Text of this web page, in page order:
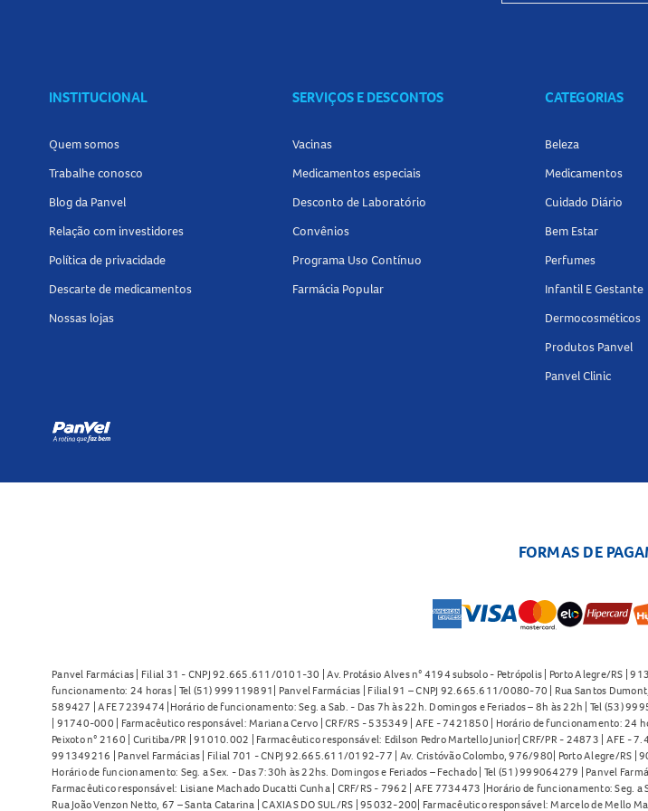
contém um shampoo de 300ml e um condicionador de
INSTITUCIONAL
Quem somos
Trabalhe conosco
Blog da Panvel
Relação com investidores
Política de privacidade
Descarte de medicamentos
Nossas lojas
SERVIÇOS E DESCONTOS
Vacinas
Medicamentos especiais
Desconto de Laboratório
Convênios
Programa Uso Contínuo
Farmácia Popular
CATEGORIAS
Beleza
Medicamentos
Cuidado Diário
Bem Estar
Perfumes
Infantil E Gestante
Dermocosméticos
Produtos Panvel
Panvel Clinic
FORMAS DE
Panvel Farmácias | Filial 31 - CNPJ 92.665.611/0101-30 | Av. Protásio Alves n° 4194 subsolo - Petrópolis | Porto Alegre/RS |
funcionamento: 24 horas | Tel (51) 999119891| Panvel Farmácias | Filial 91 – CNPJ 92.665.611/0080-70 | Rua Santos
589427 | AFE 7239474 |Horário de funcionamento: Seg. a Sab. - Das 7h às 22h. Domingos e Feriados – 8h às 22h | Tel (53)
| 91740-000 | Farmacêutico responsável: Mariana Cervo | CRF/RS - 535349 | AFE - 7421850 | Horário de funcionamento:
Peixoto n° 2160 | Curitiba/PR | 91010.002 | Farmacêutico responsável: Edilson Pedro Martello Junior| CRF/PR - 24873 | AFE -
991349216 | Panvel Farmácias | Filial 701 - CNPJ 92.665.611/0192-77 | Av. Cristóvão Colombo, 976/980| Porto Alegre/RS |
Horário de funcionamento: Seg. a Sex. - Das 7:30h às 22hs. Domingos e Feriados – Fechado | Tel (51) 999064279 | Panvel
Farmacêutico responsável: Lisiane Machado Ducatti Cunha | CRF/RS - 7962 | AFE 7734473 |Horário de funcionamento:
Rua João Venzon Netto, 67 – Santa Catarina | CAXIAS DO SUL/RS | 95032-200| Farmacêutico responsável: Marcelo de Mello